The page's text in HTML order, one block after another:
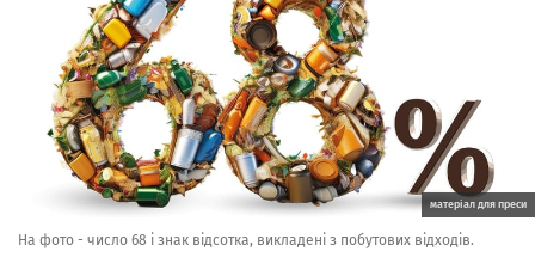
матеріал для преси
На фото - число 68 і знак відсотка, викладені з побутових відходів.